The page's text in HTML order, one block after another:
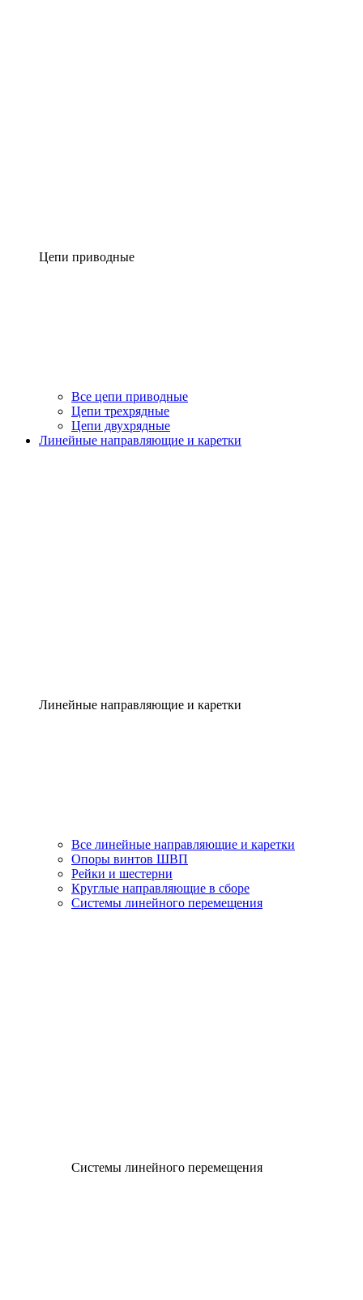
Цепи приводные
Все цепи приводные
Цепи трехрядные
Цепи двухрядные
Линейные направляющие и каретки
Линейные направляющие и каретки
Все линейные направляющие и каретки
Опоры винтов ШВП
Рейки и шестерни
Круглые направляющие в сборе
Системы линейного перемещения
Системы линейного перемещения